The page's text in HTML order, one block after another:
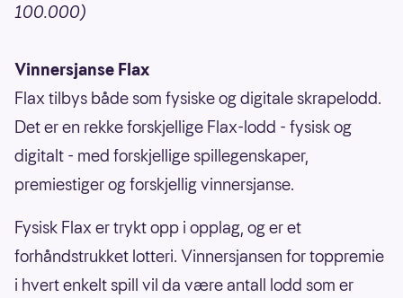
100.000)
Vinnersjanse Flax
Flax tilbys både som fysiske og digitale skrapelodd.
Det er en rekke forskjellige Flax-lodd - fysisk og
digitalt - med forskjellige spillegenskaper,
premiestiger og forskjellig vinnersjanse.
Fysisk Flax er trykt opp i opplag, og er et
forhåndstrukket lotteri. Vinnersjansen for toppremie
i hvert enkelt spill vil da være antall lodd som er